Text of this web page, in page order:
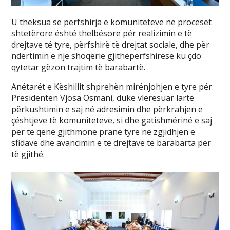
U theksua se përfshirja e komuniteteve në proceset
shtetërore është thelbësore për realizimin e të
drejtave të tyre, përfshirë të drejtat sociale, dhe për
ndërtimin e një shoqërie gjithëpërfshirëse ku çdo
qytetar gëzon trajtim të barabartë.
Anëtarët e Këshillit shprehën mirënjohjen e tyre për
Presidenten Vjosa Osmani, duke vlerësuar lartë
përkushtimin e saj në adresimin dhe përkrahjen e
çështjeve të komuniteteve, si dhe gatishmërinë e saj
për të qenë gjithmonë pranë tyre në zgjidhjen e
sfidave dhe avancimin e të drejtave të barabarta për
të gjithë.